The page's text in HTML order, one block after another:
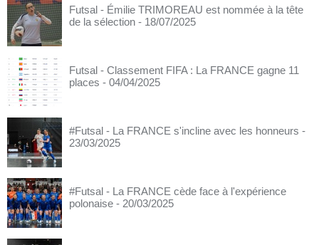
Futsal - Émilie TRIMOREAU est nommée à la tête
de la sélection - 18/07/2025
Futsal - Classement FIFA : La FRANCE gagne 11
places - 04/04/2025
#Futsal - La FRANCE s'incline avec les honneurs -
23/03/2025
#Futsal - La FRANCE cède face à l'expérience
polonaise - 20/03/2025